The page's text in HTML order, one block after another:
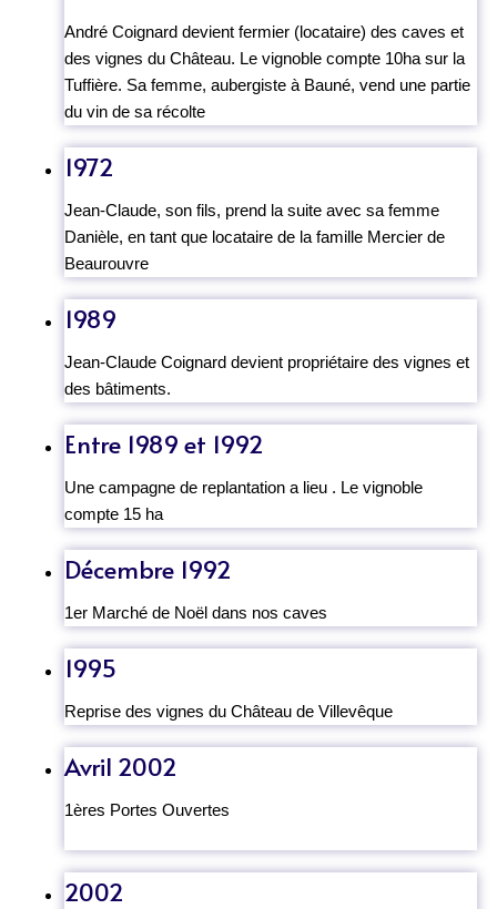
André Coignard devient fermier (locataire) des caves et
des vignes du Château. Le vignoble compte 10ha sur la
Tuffière. Sa femme, aubergiste à Bauné, vend une partie
du vin de sa récolte
1972
Jean-Claude, son fils, prend la suite avec sa femme
Danièle, en tant que locataire de la famille Mercier de
Beaurouvre
1989
Jean-Claude Coignard devient propriétaire des vignes et
des bâtiments.
Entre 1989 et 1992
Une campagne de replantation a lieu . Le vignoble
compte 15 ha
Décembre 1992
1er Marché de Noël dans nos caves
1995
Reprise des vignes du Château de Villevêque
Avril 2002
1ères Portes Ouvertes
2002